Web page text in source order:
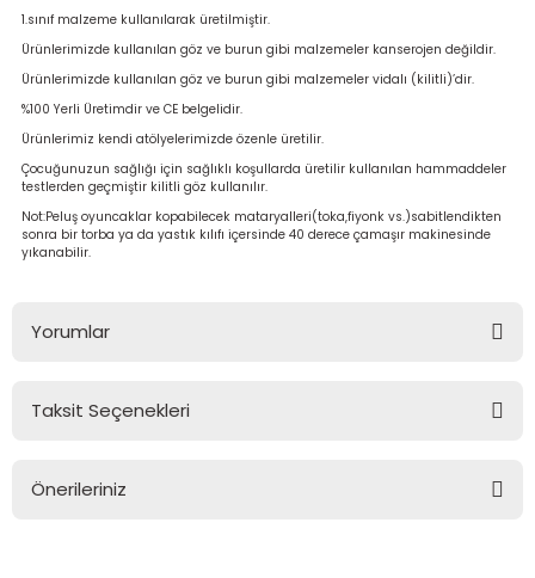
1.sınıf malzeme kullanılarak üretilmiştir.
Ürünlerimizde kullanılan göz ve burun gibi malzemeler kanserojen değildir.
Ürünlerimizde kullanılan göz ve burun gibi malzemeler vidalı (kilitli)’dir.
%100 Yerli Üretimdir ve CE belgelidir.
Ürünlerimiz kendi atölyelerimizde özenle üretilir.
Çocuğunuzun sağlığı için sağlıklı koşullarda üretilir kullanılan hammaddeler
testlerden geçmiştir kilitli göz kullanılır.
Not:Peluş oyuncaklar kopabilecek mataryalleri(toka,fiyonk vs.)sabitlendikten
sonra bir torba ya da yastık kılıfı içersinde 40 derece çamaşır makinesinde
yıkanabilir.
Yorumlar
Bu ürüne ilk yorumu siz yapın!
Taksit Seçenekleri
Önerileriniz